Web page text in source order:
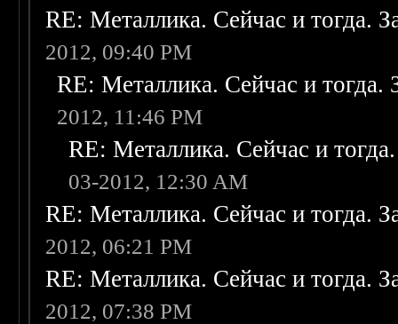
RE: Металлика. Сейчас и тогда.
2012, 09:40 PM
RE: Металлика. Сейчас и
2012, 11:46 PM
RE: Металлика. Сейчас и
03-2012, 12:30 AM
RE: Металлика. Сейчас и тогда.
2012, 06:21 PM
RE: Металлика. Сейчас и тогда.
2012, 07:38 PM